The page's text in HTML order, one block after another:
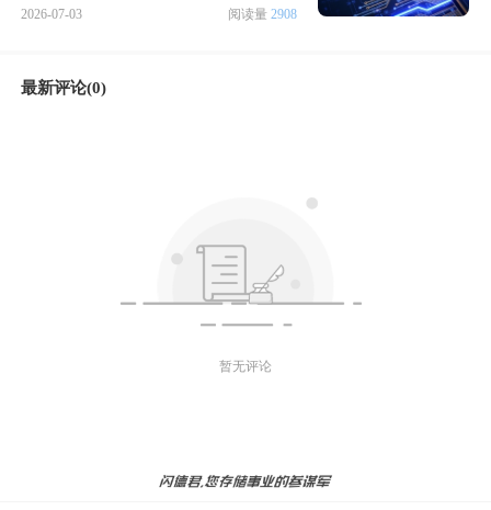
2026-07-03 阅读量 2908
最新评论(0)
暂无评论